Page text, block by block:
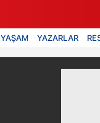
YAŞAM YAZARLAR